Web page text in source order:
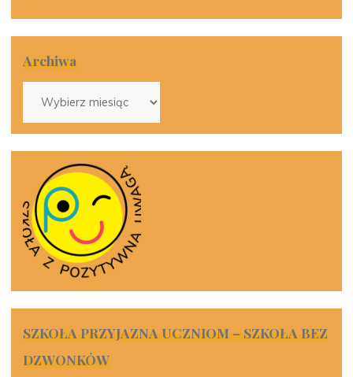
Archiwa
SZKOŁA PRZYJAZNA UCZNIOM – SZKOŁA BEZ
DZWONKÓW